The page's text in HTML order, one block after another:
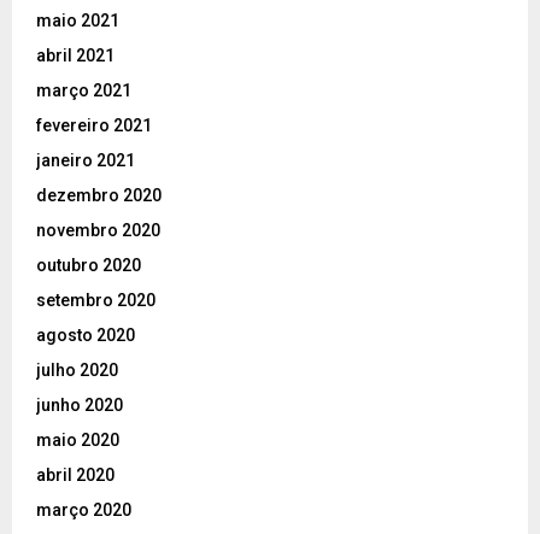
maio 2021
abril 2021
março 2021
fevereiro 2021
janeiro 2021
dezembro 2020
novembro 2020
outubro 2020
setembro 2020
agosto 2020
julho 2020
junho 2020
maio 2020
abril 2020
março 2020